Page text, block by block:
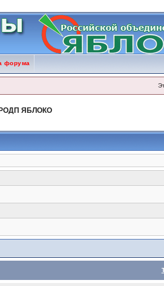
форума
ЯБЛОКО